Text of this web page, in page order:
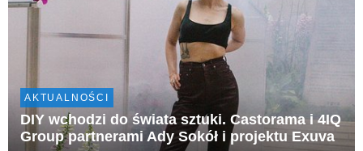
AKTUALNOŚCI
DIY wchodzi do świata sztuki. Castorama i 4IQ
Group partnerami Ady Sokół i projektu Exuva